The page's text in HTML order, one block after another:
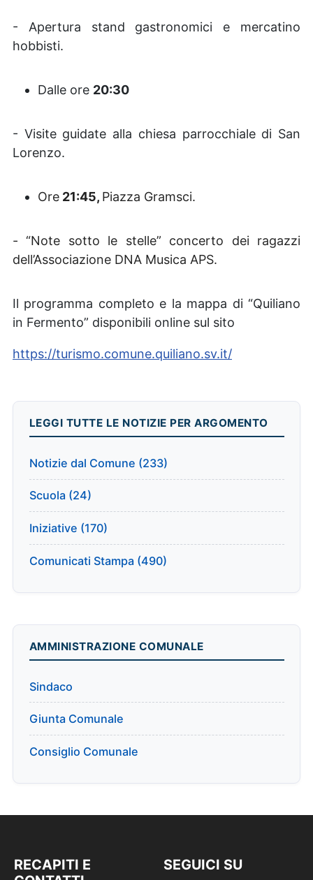
- Apertura stand gastronomici e mercatino
hobbisti.
Dalle ore 20:30
- Visite guidate alla chiesa parrocchiale di San
Lorenzo.
Ore 21:45, Piazza Gramsci.
- “Note sotto le stelle” concerto dei ragazzi
dell’Associazione DNA Musica APS.
Il programma completo e la mappa di “Quiliano
in Fermento” disponibili online sul sito
https://turismo.comune.quiliano.sv.it/
LEGGI TUTTE LE NOTIZIE PER ARGOMENTO
Notizie dal Comune (233)
Scuola (24)
Iniziative (170)
Comunicati Stampa (490)
AMMINISTRAZIONE COMUNALE
Sindaco
Giunta Comunale
Consiglio Comunale
RECAPITI E
SEGUICI SU